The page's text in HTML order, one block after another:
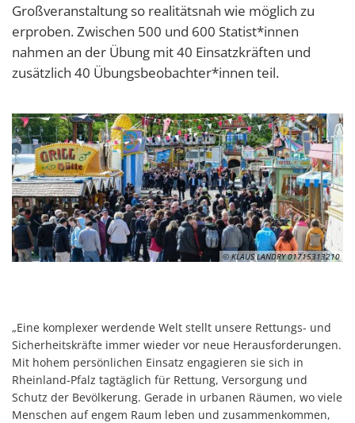
Großveranstaltung so realitätsnah wie möglich zu
erproben. Zwischen 500 und 600 Statist*innen
nahmen an der Übung mit 40 Einsatzkräften und
zusätzlich 40 Übungsbeobachter*innen teil.
© KLAUS LANDRY 01715313210
„Eine komplexer werdende Welt stellt unsere Rettungs- und
Sicherheitskräfte immer wieder vor neue Herausforderungen.
Mit hohem persönlichen Einsatz engagieren sie sich in
Rheinland-Pfalz tagtäglich für Rettung, Versorgung und
Schutz der Bevölkerung. Gerade in urbanen Räumen, wo viele
Menschen auf engem Raum leben und zusammenkommen,